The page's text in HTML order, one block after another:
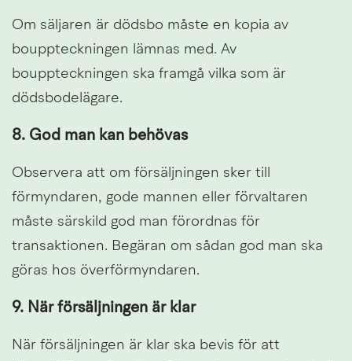
Om säljaren är dödsbo måste en kopia av
bouppteckningen lämnas med. Av
bouppteckningen ska framgå vilka som är
dödsbodelägare.
8. God man kan behövas
Observera att om försäljningen sker till
förmyndaren, gode mannen eller förvaltaren
måste särskild god man förordnas för
transaktionen. Begäran om sådan god man ska
göras hos överförmyndaren.
9. När försäljningen är klar
När försäljningen är klar ska bevis för att